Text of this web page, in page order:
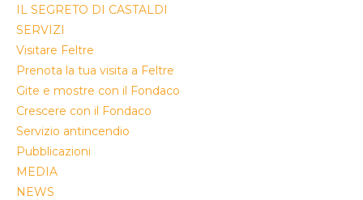
IL SEGRETO DI CASTALDI
SERVIZI
Visitare Feltre
Prenota la tua visita a Feltre
Gite e mostre con il Fondaco
Crescere con il Fondaco
Servizio antincendio
Pubblicazioni
MEDIA
NEWS